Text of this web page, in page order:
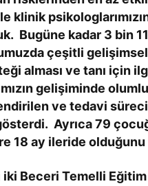
klinik
Bugüne kadar 3 bin
çeşitli
alması ve tanı için
gelişiminde
ve tedavi
Ayrıca 79
18 ay ileride
Beceri Temelli